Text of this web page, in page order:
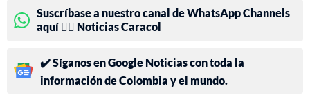
Suscríbase a nuestro canal de WhatsApp Channels
aquí 👉🏻 Noticias Caracol
✔️ Síganos en Google Noticias con toda la
información de Colombia y el mundo.